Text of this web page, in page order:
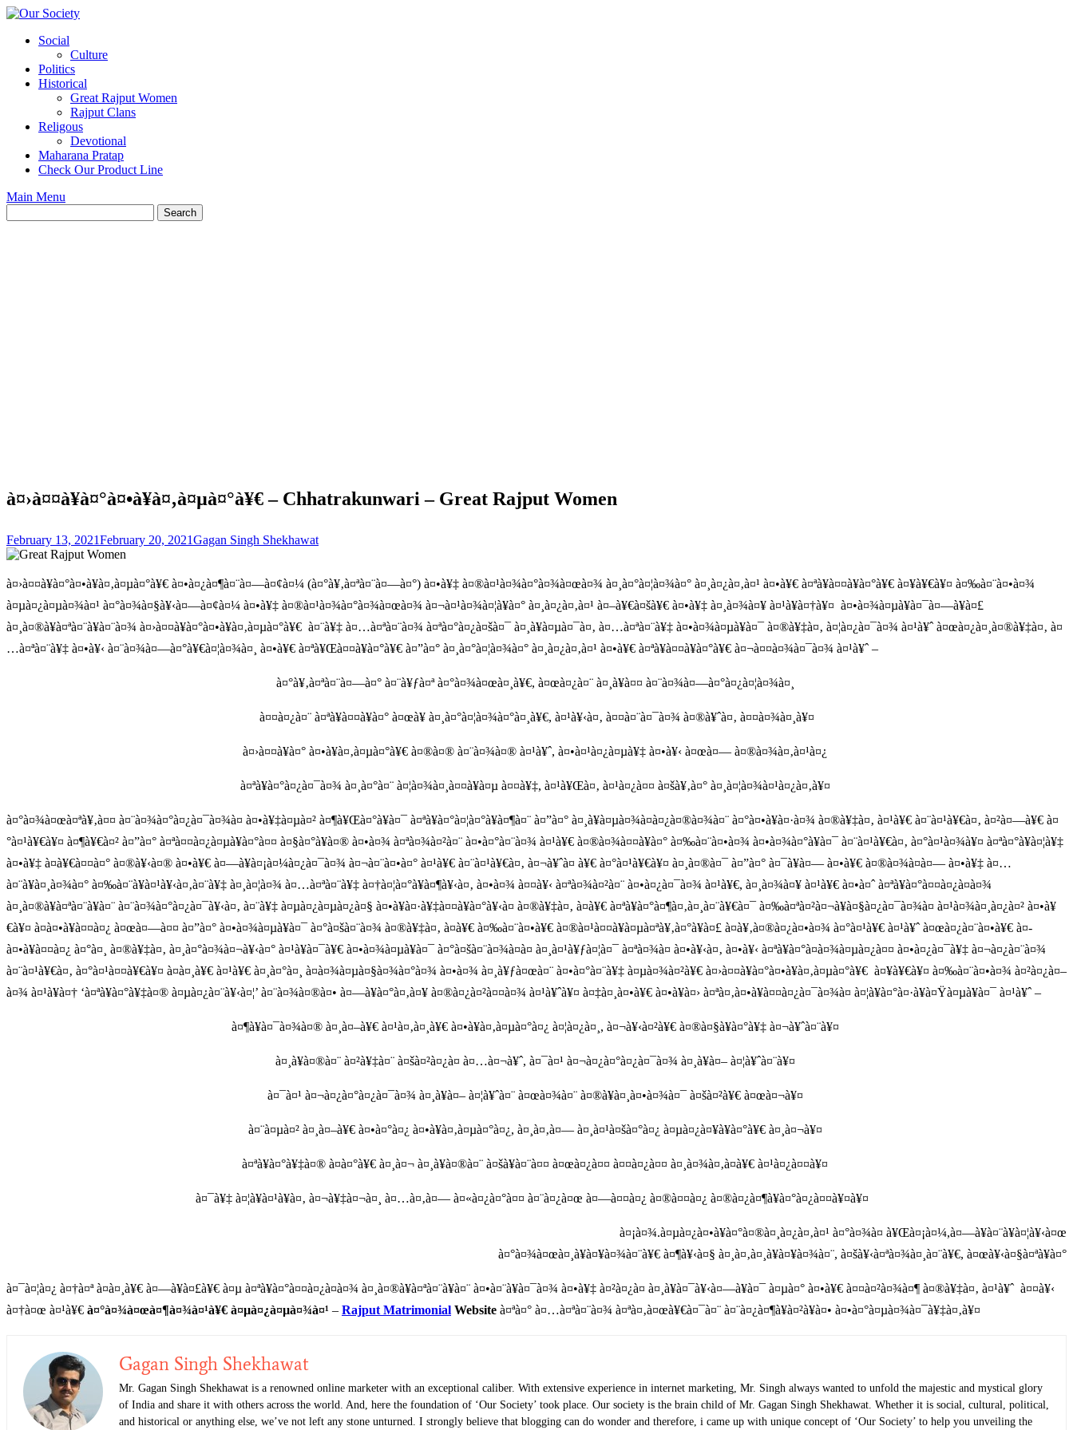
Skip
contentSocial
Culture
Politics
Historical
Great Rajput Women
Rajput Clans
Religous
Devotional
Maharana Pratap
Check Our Product Line
Main Menu
à¤›à¤¤à¥à¤°à¤•à¥à¤‚à¤µà¤°à¥€ – Chhatrakunwari – Great Rajput Women
February 13, 2021February 20, 2021Gagan Singh Shekhawat
à¤›à¤¤à¥à¤°à¤•à¥à¤‚à¤µà¤°à¥€ à¤•à¤¿à¤¶à¤¨à¤—à¤¢à¤¼ (à¤°à¥‚à¤ªà¤¨à¤—à¤°) à¤•à¥‡ à¤®à¤¹à¤¾à¤°à¤¾à¤œà¤¾ à¤¸à¤°à¤¦à¤¾à¤° à¤¸à¤¿à¤‚à¤¹ à¤•à¥€ à¤ªà¥à¤¤à¥à¤°à¥€ à¤¥à¥€à¥¤ à¤‰à¤¨à¤•à¤¾
à¤µà¤¿à¤µà¤¾à¤¹ à¤°à¤¾à¤§à¥‹à¤—à¤¢à¤¼ à¤•à¥‡ à¤®à¤¹à¤¾à¤°à¤¾à¤œà¤¾ à¤¬à¤¹à¤¾à¤¦à¥à¤° à¤¸à¤¿à¤‚à¤¹ à¤–à¥€à¤šà¥€ à¤•à¥‡ à¤¸à¤¾à¤¥ à¤¹à¥à¤†à¥¤ à¤•à¤¾à¤µà¥à¤¯à¤—à¥à¤£
à¤¸à¤®à¥à¤ªà¤¨à¥à¤¨à¤¾ à¤›à¤¤à¥à¤°à¤•à¥à¤‚à¤µà¤°à¥€ à¤¨à¥‡ à¤…à¤ªà¤¨à¤¾ à¤ªà¤°à¤¿à¤šà¤¯ à¤¸à¥à¤µà¤¯à¤‚ à¤…à¤ªà¤¨à¥‡ à¤•à¤¾à¤µà¥à¤¯ à¤®à¥‡à¤‚ à¤¦à¤¿à¤¯à¤¾ à¤¹à¥ˆ à¤œà¤¿à¤¸à¤®à¥‡à¤‚ à¤
…à¤ªà¤¨à¥‡ à¤•à¥‹ à¤¨à¤¾à¤—à¤°à¥€à¤¦à¤¾à¤¸ à¤•à¥€ à¤ªà¥Œà¤¤à¥à¤°à¥€ à¤”à¤° à¤¸à¤°à¤¦à¤¾à¤° à¤¸à¤¿à¤‚à¤¹ à¤•à¥€ à¤ªà¥à¤¤à¥à¤°à¥€ à¤¬à¤¤à¤¾à¤¯à¤¾ à¤¹à¥ˆ –
à¤°à¥‚à¤ªà¤¨à¤—à¤° à¤¨à¥ƒà¤ª à¤°à¤¾à¤œà¤¸à¥€, à¤œà¤¿à¤¨ à¤¸à¥à¤¤ à¤¨à¤¾à¤—à¤°à¤¿à¤¦à¤¾à¤¸
à¤¤à¤¿à¤¨ à¤ªà¥à¤¤à¥à¤° à¤œà¥ à¤¸à¤°à¤¦à¤¾à¤°à¤¸à¥€, à¤¹à¥‹à¤‚ à¤¤à¤¨à¤¯à¤¾ à¤®à¥ˆà¤‚ à¤¤à¤¾à¤¸à¥¤
à¤›à¤¤à¥à¤° à¤•à¥à¤‚à¤µà¤°à¥€ à¤®à¤® à¤¨à¤¾à¤® à¤¹à¥ˆ, à¤•à¤¹à¤¿à¤µà¥‡ à¤•à¥‹ à¤œà¤— à¤®à¤¾à¤‚à¤¹à¤¿
à¤ªà¥à¤°à¤¿à¤¯à¤¾ à¤¸à¤°à¤¨ à¤¦à¤¾à¤¸à¤¤à¥à¤µ à¤¤à¥‡, à¤¹à¥Œà¤‚ à¤¹à¤¿à¤¤ à¤šà¥‚à¤° à¤¸à¤¦à¤¾à¤¹à¤¿à¤‚à¥¤
à¤°à¤¾à¤œà¤ªà¥‚à¤¤ à¤¨à¤¾à¤°à¤¿à¤¯à¤¾à¤ à¤•à¥‡à¤µà¤² à¤¶à¥Œà¤°à¥à¤¯ à¤ªà¥à¤°à¤¦à¤°à¥à¤¶à¤¨ à¤”à¤° à¤¸à¥à¤µà¤¾à¤­à¤¿à¤®à¤¾à¤¨ à¤°à¤•à¥à¤·à¤¾ à¤®à¥‡à¤‚ à¤¹à¥€ à¤¨à¤¹à¥€à¤‚ à¤²à¤—à¥€ à¤
°à¤¹à¥€à¥¤ à¤¶à¥€à¤² à¤”à¤° à¤ªà¤¤à¤¿à¤µà¥à¤°à¤¤ à¤§à¤°à¥à¤® à¤•à¤¾ à¤ªà¤¾à¤²à¤¨ à¤•à¤°à¤¨à¤¾ à¤¹à¥€ à¤®à¤¾à¤¤à¥à¤° à¤‰à¤¨à¤•à¤¾ à¤•à¤¾à¤°à¥à¤¯ à¤¨à¤¹à¥€à¤‚ à¤°à¤¹à¤¾à¥¤ à¤ªà¤°à¥à¤¦à¥‡
à¤•à¥‡ à¤­à¥€à¤¤à¤° à¤®à¥‹à¤® à¤•à¥€ à¤—à¥à¤¡à¤¼à¤¿à¤¯à¤¾ à¤¬à¤¨à¤•à¤° à¤¹à¥€ à¤¨à¤¹à¥€à¤‚ à¤¬à¥ˆà¤ à¥€ à¤°à¤¹à¥€à¥¤ à¤¸à¤®à¤¯ à¤”à¤° à¤¯à¥à¤— à¤•à¥€ à¤®à¤¾à¤à¤— à¤•à¥‡ à¤…
à¤¨à¥à¤¸à¤¾à¤° à¤‰à¤¨à¥à¤¹à¥‹à¤‚à¤¨à¥‡ à¤¸à¤¦à¤¾ à¤…à¤ªà¤¨à¥‡ à¤†à¤¦à¤°à¥à¤¶à¥‹à¤‚ à¤•à¤¾ à¤¤à¥‹ à¤ªà¤¾à¤²à¤¨ à¤•à¤¿à¤¯à¤¾ à¤¹à¥€, à¤¸à¤¾à¤¥ à¤¹à¥€ à¤•à¤ˆ à¤ªà¥à¤°à¤¤à¤¿à¤­à¤¾
à¤¸à¤®à¥à¤ªà¤¨à¥à¤¨ à¤¨à¤¾à¤°à¤¿à¤¯à¥‹à¤‚ à¤¨à¥‡ à¤µà¤¿à¤µà¤¿à¤§ à¤•à¥à¤·à¥‡à¤¤à¥à¤°à¥‹à¤ à¤®à¥‡à¤‚ à¤­à¥€ à¤ªà¥à¤°à¤¶à¤‚à¤¸à¤¨à¥€à¤¯ à¤‰à¤ªà¤²à¤¬à¥à¤§à¤¿à¤¯à¤¾à¤ à¤¹à¤¾à¤¸à¤¿à¤² à¤•à¥
€à¥¤ à¤­à¤•à¥à¤¤à¤¿ à¤œà¤—à¤¤ à¤”à¤° à¤•à¤¾à¤µà¥à¤¯ à¤°à¤šà¤¨à¤¾ à¤®à¥‡à¤‚ à¤­à¥€ à¤‰à¤¨à¤•à¥€ à¤®à¤¹à¤¤à¥à¤µà¤ªà¥‚à¤°à¥à¤£ à¤­à¥‚à¤®à¤¿à¤•à¤¾ à¤°à¤¹à¥€ à¤¹à¥ˆ à¤œà¤¿à¤¨à¤•à¥€ à¤­
à¤•à¥à¤¤à¤¿ à¤°à¤¸ à¤®à¥‡à¤‚ à¤¸à¤°à¤¾à¤¬à¥‹à¤° à¤¹à¥à¤¯à¥€ à¤•à¤¾à¤µà¥à¤¯ à¤°à¤šà¤¨à¤¾à¤à¤ à¤¸à¤¹à¥ƒà¤¦à¤¯ à¤ªà¤¾à¤ à¤•à¥‹à¤‚ à¤•à¥‹ à¤ªà¥à¤°à¤­à¤¾à¤µà¤¿à¤¤ à¤•à¤¿à¤¯à¥‡ à¤¬à¤¿à¤¨à¤¾
à¤¨à¤¹à¥€à¤‚ à¤°à¤¹à¤¤à¥€à¥¤ à¤à¤¸à¥€ à¤¹à¥€ à¤¸à¤°à¤¸ à¤­à¤¾à¤µà¤§à¤¾à¤°à¤¾ à¤•à¤¾ à¤¸à¥ƒà¤œà¤¨ à¤•à¤°à¤¨à¥‡ à¤µà¤¾à¤²à¥€ à¤›à¤¤à¥à¤°à¤•à¥à¤‚à¤µà¤°à¥€ à¤¥à¥€à¥¤ à¤‰à¤¨à¤•à¤¾ à¤²à¤¿à¤–
à¤¾ à¤¹à¥à¤† ‘à¤ªà¥à¤°à¥‡à¤® à¤µà¤¿à¤¨à¥‹à¤¦’ à¤¨à¤¾à¤®à¤• à¤—à¥à¤°à¤‚à¤¥ à¤®à¤¿à¤²à¤¤à¤¾ à¤¹à¥ˆà¥¤ à¤‡à¤¸à¤•à¥€ à¤•à¥à¤› à¤ªà¤‚à¤•à¥à¤¤à¤¿à¤¯à¤¾à¤ à¤¦à¥à¤°à¤·à¥à¤Ÿà¤µà¥à¤¯ à¤¹à¥ˆ –
à¤¶à¥à¤¯à¤¾à¤® à¤¸à¤–à¥€ à¤¹à¤‚à¤¸à¥€ à¤•à¥à¤‚à¤µà¤°à¤¿ à¤¦à¤¿à¤¸, à¤¬à¥‹à¤²à¥€ à¤®à¤§à¥à¤°à¥‡ à¤¬à¥ˆà¤¨à¥¤
à¤¸à¥à¤®à¤¨ à¤²à¥‡à¤¨ à¤šà¤²à¤¿à¤ à¤…à¤¬à¥ˆ, à¤¯à¤¹ à¤¬à¤¿à¤°à¤¿à¤¯à¤¾ à¤¸à¥à¤– à¤¦à¥ˆà¤¨à¥¤
à¤¯à¤¹ à¤¬à¤¿à¤°à¤¿à¤¯à¤¾ à¤¸à¥à¤– à¤¦à¥ˆà¤¨ à¤œà¤¾à¤¨ à¤®à¥à¤¸à¤•à¤¾à¤¯ à¤šà¤²à¥€ à¤œà¤¬à¥¤
à¤¨à¤µà¤² à¤¸à¤–à¥€ à¤•à¤°à¤¿ à¤•à¥à¤‚à¤µà¤°à¤¿, à¤¸à¤‚à¤— à¤¸à¤¹à¤šà¤°à¤¿ à¤µà¤¿à¤¥à¥à¤°à¥€ à¤¸à¤¬à¥¤
à¤ªà¥à¤°à¥‡à¤® à¤­à¤°à¥€ à¤¸à¤¬ à¤¸à¥à¤®à¤¨ à¤šà¥à¤¨à¤¤ à¤œà¤¿à¤¤ à¤¤à¤¿à¤¤ à¤¸à¤¾à¤‚à¤à¥€ à¤¹à¤¿à¤¤à¥¤
à¤¯à¥‡ à¤¦à¥à¤¹à¥à¤‚ à¤¬à¥‡à¤¬à¤¸ à¤…à¤‚à¤— à¤«à¤¿à¤°à¤¤ à¤¨à¤¿à¤œ à¤—à¤¤à¤¿ à¤®à¤¤à¤¿ à¤®à¤¿à¤¶à¥à¤°à¤¿à¤¤à¥¤à¥¤
à¤¡à¤¾.à¤µà¤¿à¤•à¥à¤°à¤®à¤¸à¤¿à¤‚à¤¹ à¤°à¤¾à¤ à¥Œà¤¡à¤¼,à¤—à¥à¤¨à¥à¤¦à¥‹à¤œ
à¤°à¤¾à¤œà¤¸à¥à¤¥à¤¾à¤¨à¥€ à¤¶à¥‹à¤§ à¤¸à¤‚à¤¸à¥à¤¥à¤¾à¤¨, à¤šà¥‹à¤ªà¤¾à¤¸à¤¨à¥€, à¤œà¥‹à¤§à¤ªà¥à¤°
à¤¯à¤¦à¤¿ à¤†à¤ª à¤à¤¸à¥€ à¤—à¥à¤£à¥€ à¤µ à¤ªà¥à¤°à¤¤à¤¿à¤­à¤¾ à¤¸à¤®à¥à¤ªà¤¨à¥à¤¨ à¤•à¤¨à¥à¤¯à¤¾ à¤•à¥‡ à¤²à¤¿à¤ à¤¸à¥à¤¯à¥‹à¤—à¥à¤¯ à¤µà¤° à¤•à¥€ à¤¤à¤²à¤¾à¤¶ à¤®à¥‡à¤‚ à¤¹à¥ˆ à¤¤à¥‹
à¤†à¤œ à¤¹à¥€ à¤°à¤¾à¤œà¤¶à¤¾à¤¹à¥€ à¤µà¤¿à¤µà¤¾à¤¹ – Rajput Matrimonial Website à¤ªà¤° à¤…à¤ªà¤¨à¤¾ à¤ªà¤‚à¤œà¥€à¤¯à¤¨ à¤¨à¤¿à¤¶à¥à¤²à¥à¤• à¤•à¤°à¤µà¤¾à¤¯à¥‡à¤‚à¥¤
Gagan Singh Shekhawat
Mr. Gagan Singh Shekhawat is a renowned online marketer with an exceptional caliber. With extensive experience in internet marketing, Mr. Singh always wanted to unfold the majestic and mystical glory
of India and share it with others across the world. And, here the foundation of ‘Our Society’ took place. Our society is the brain child of Mr. Gagan Singh Shekhawat. Whether it is social, cultural, political,
and historical or anything else, we’ve not left any stone unturned. I strongly believe that blogging can do wonder and therefore, i came up with unique concept of ‘Our Society’ to help you unveiling the